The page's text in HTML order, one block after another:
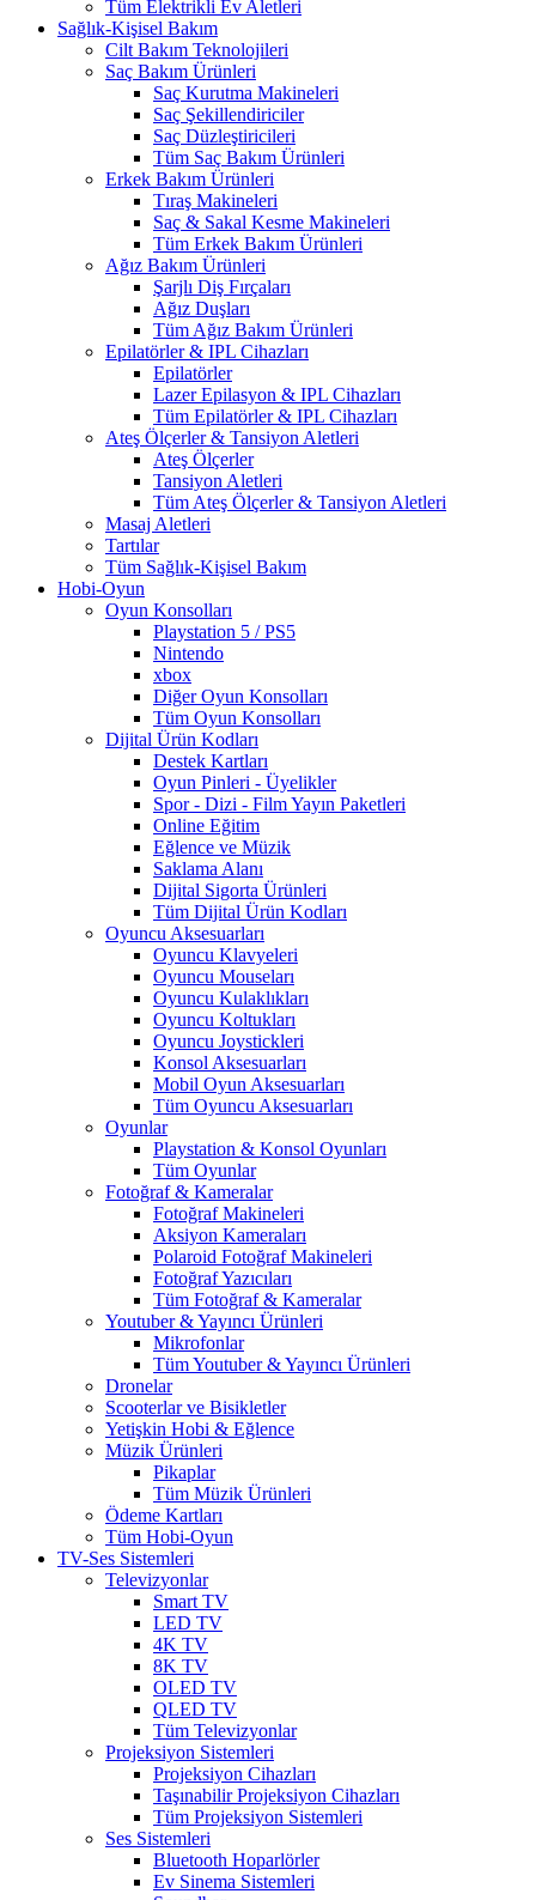
Tüm Elektrikli Ev Aletleri
Sağlık-Kişisel Bakım
Cilt Bakım Teknolojileri
Saç Bakım Ürünleri
Saç Kurutma Makineleri
Saç Şekillendiriciler
Saç Düzleştiricileri
Tüm Saç Bakım Ürünleri
Erkek Bakım Ürünleri
Tıraş Makineleri
Saç & Sakal Kesme Makineleri
Tüm Erkek Bakım Ürünleri
Ağız Bakım Ürünleri
Şarjlı Diş Fırçaları
Ağız Duşları
Tüm Ağız Bakım Ürünleri
Epilatörler & IPL Cihazları
Epilatörler
Lazer Epilasyon & IPL Cihazları
Tüm Epilatörler & IPL Cihazları
Ateş Ölçerler & Tansiyon Aletleri
Ateş Ölçerler
Tansiyon Aletleri
Tüm Ateş Ölçerler & Tansiyon Aletleri
Masaj Aletleri
Tartılar
Tüm Sağlık-Kişisel Bakım
Hobi-Oyun
Oyun Konsolları
Playstation 5 / PS5
Nintendo
xbox
Diğer Oyun Konsolları
Tüm Oyun Konsolları
Dijital Ürün Kodları
Destek Kartları
Oyun Pinleri - Üyelikler
Spor - Dizi - Film Yayın Paketleri
Online Eğitim
Eğlence ve Müzik
Saklama Alanı
Dijital Sigorta Ürünleri
Tüm Dijital Ürün Kodları
Oyuncu Aksesuarları
Oyuncu Klavyeleri
Oyuncu Mouseları
Oyuncu Kulaklıkları
Oyuncu Koltukları
Oyuncu Joystickleri
Konsol Aksesuarları
Mobil Oyun Aksesuarları
Tüm Oyuncu Aksesuarları
Oyunlar
Playstation & Konsol Oyunları
Tüm Oyunlar
Fotoğraf & Kameralar
Fotoğraf Makineleri
Aksiyon Kameraları
Polaroid Fotoğraf Makineleri
Fotoğraf Yazıcıları
Tüm Fotoğraf & Kameralar
Youtuber & Yayıncı Ürünleri
Mikrofonlar
Tüm Youtuber & Yayıncı Ürünleri
Dronelar
Scooterlar ve Bisikletler
Yetişkin Hobi & Eğlence
Müzik Ürünleri
Pikaplar
Tüm Müzik Ürünleri
Ödeme Kartları
Tüm Hobi-Oyun
TV-Ses Sistemleri
Televizyonlar
Smart TV
LED TV
4K TV
8K TV
OLED TV
QLED TV
Tüm Televizyonlar
Projeksiyon Sistemleri
Projeksiyon Cihazları
Taşınabilir Projeksiyon Cihazları
Tüm Projeksiyon Sistemleri
Ses Sistemleri
Bluetooth Hoparlörler
Ev Sinema Sistemleri